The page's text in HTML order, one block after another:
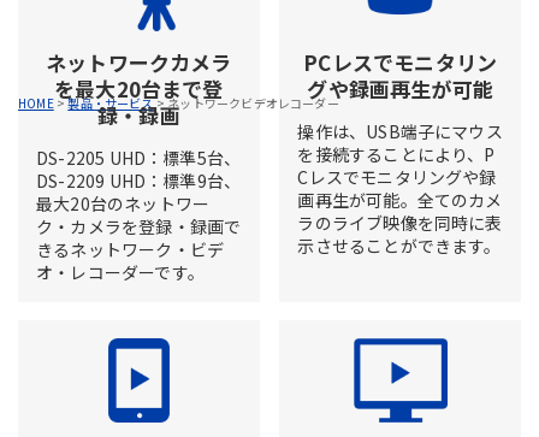
HOME>製品・サービス>ネットワークビデオレコーダー
ネットワークカメラ
を最大20台まで登
録・録画
DS-2205 UHD：標準5台、
DS-2209 UHD：標準9台、
最大20台のネットワー
ク・カメラを登録・録画で
きるネットワーク・ビデ
オ・レコーダーです。
PCレスでモニタリン
グや録画再生が可能
操作は、USB端子にマウス
を接続することにより、P
Cレスでモニタリングや録
画再生が可能。全てのカメ
ラのライブ映像を同時に表
示させることができます。